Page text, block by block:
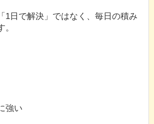
1日で解決」ではなく、毎日の積み
強い